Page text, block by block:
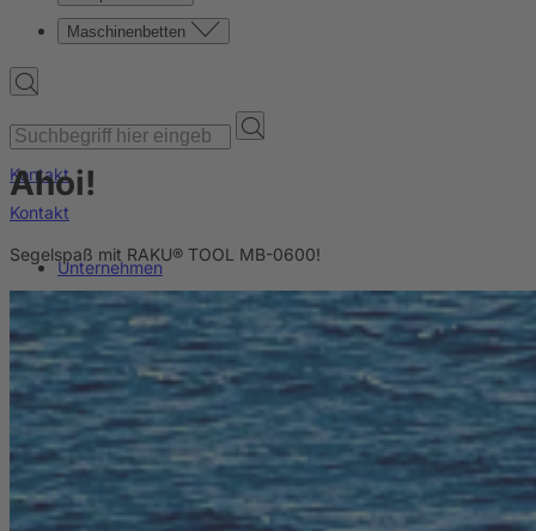
Maschinenbetten
Kontakt
Kontakt
Unternehmen
News
Karriere
Nachhaltigkeit
Ahoi!
Segelspaß mit RAKU® TOOL MB-0600!